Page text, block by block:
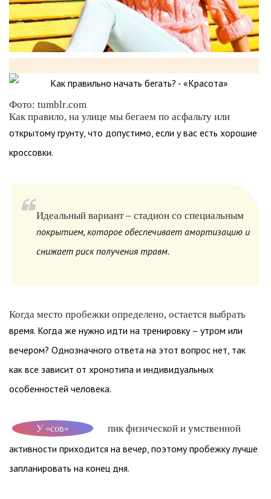
Фото: tumblr.com
Как правило, на улице мы бегаем по асфальту или
открытому грунту, что допустимо, если у вас есть хорошие
кроссовки.
Идеальный вариант – стадион со специальным
покрытием, которое обеспечивает амортизацию и
снижает риск получения травм.
Когда место пробежки определено, остается выбрать
время. Когда же нужно идти на тренировку – утром или
вечером? Однозначного ответа на этот вопрос нет, так
как все зависит от хронотипа и индивидуальных
особенностей человека.
У «сов» пик физической и умственной
активности приходится на вечер, поэтому пробежку лучше
запланировать на конец дня.